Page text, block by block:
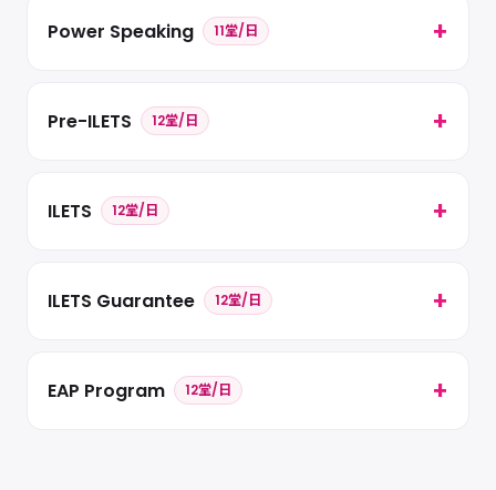
Power Speaking 11堂/日
Pre-ILETS 12堂/日
ILETS 12堂/日
ILETS Guarantee 12堂/日
EAP Program 12堂/日